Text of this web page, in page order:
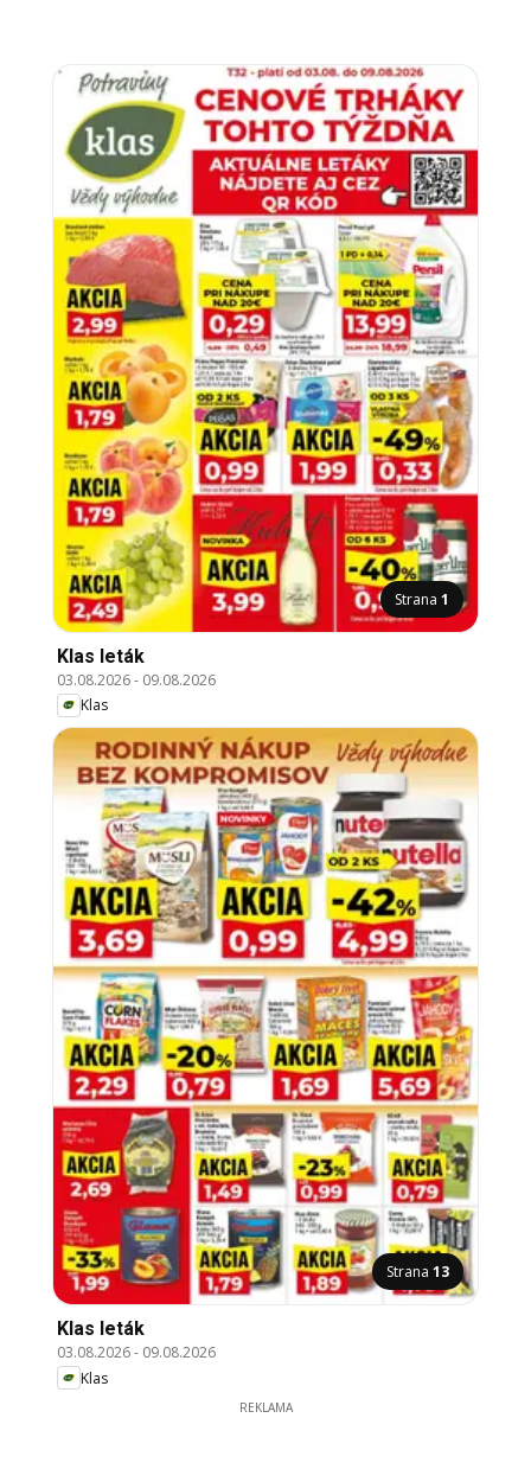
Strana 1
Klas leták
03.08.2026- 09.08.2026
Klas
Strana 13
Klas leták
03.08.2026- 09.08.2026
Klas
REKLAMA